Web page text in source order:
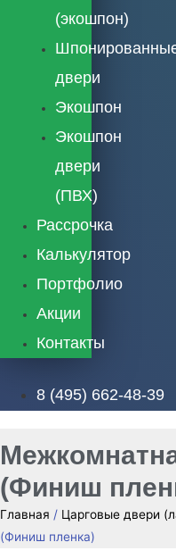
(экошпон)
двери
Экошпон
Экошпон
двери
(ПВХ)
Рассрочка
Калькулятор
Портфолио
Акции
Контакты
8 (495) 662-48-39
(Финиш
Главная / Царговые двери
(Финиш пленка)